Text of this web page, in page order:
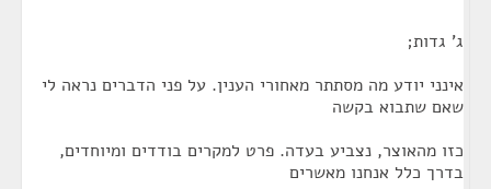
ג' גדות;
אינני יודע מה מסתתר מאחורי הענין. על פני הדברים נראה לי
שאם שתבוא בקשה
כזו מהאוצר, נצביע בעדה. פרט למקרים בודדים ומיוחדים,
בדרך כלל אנחנו מאשרים